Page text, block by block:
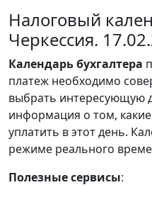
Налоговый
Черкессия.
Календарьбухгалтера
платеж необходимо
выбрать интересующую
информация о том,
уплатить в этот день.
режиме реального
Полезные сервисы: